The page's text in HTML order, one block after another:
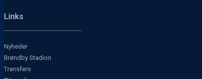
Links
Nyheder
Brøndby Stadion
Transfers